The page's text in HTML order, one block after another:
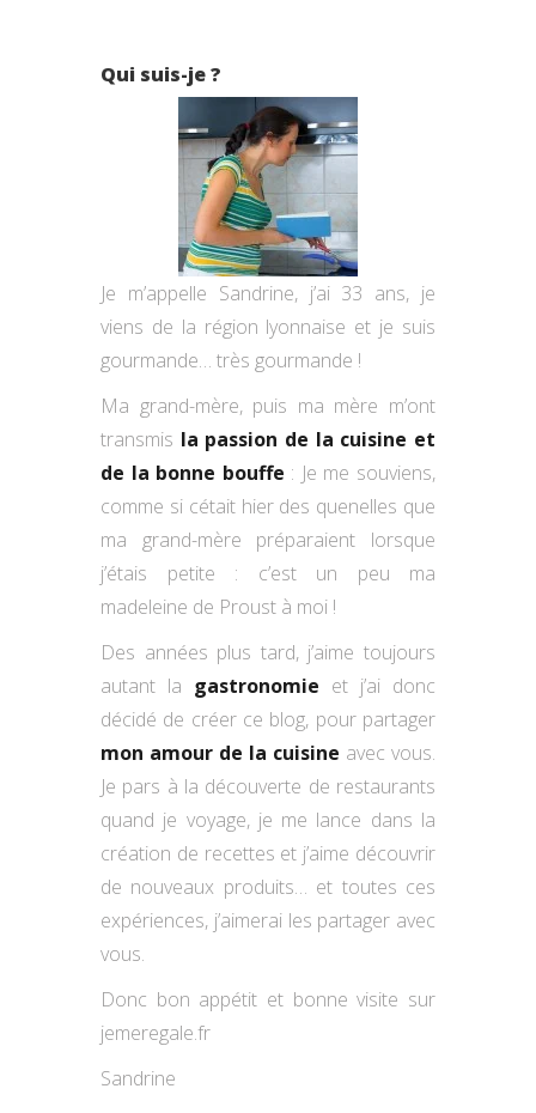
Qui suis-je ?
Je m’appelle Sandrine, j’ai 33 ans, je
viens de la région lyonnaise et je suis
gourmande… très gourmande !
Ma grand-mère, puis ma mère m’ont
transmis la passion de la cuisine et
de la bonne bouffe : Je me souviens,
comme si cétait hier des quenelles que
ma grand-mère préparaient lorsque
j’étais petite : c’est un peu ma
madeleine de Proust à moi !
Des années plus tard, j’aime toujours
autant la gastronomie et j’ai donc
décidé de créer ce blog, pour partager
mon amour de la cuisine avec vous.
Je pars à la découverte de restaurants
quand je voyage, je me lance dans la
création de recettes et j’aime découvrir
de nouveaux produits… et toutes ces
expériences, j’aimerai les partager avec
vous.
Donc bon appétit et bonne visite sur
jemeregale.fr
Sandrine